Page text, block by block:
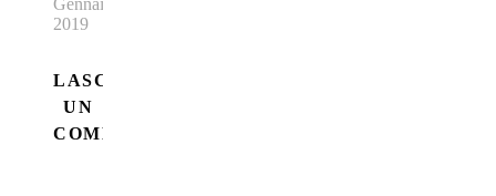
Gennaio
2019
LASCIA
UN
COMMENTO